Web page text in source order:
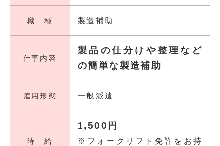
職 種 製造補助
仕事内容
製品の仕分けや整理など
の簡単な製造補助
雇用形態 一般派遣
時 給
1,500円
※フォークリフト免許をお持